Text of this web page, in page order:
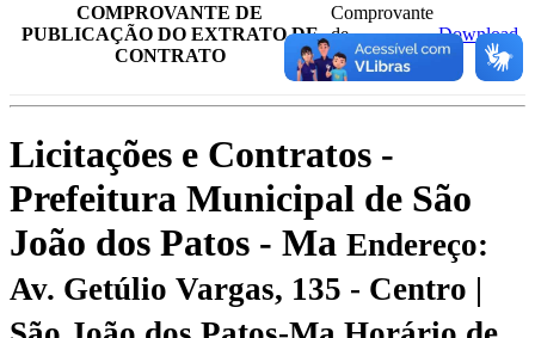
COMPROVANTE DE
PUBLICAÇÃO DO EXTRATO DE
CONTRATO
Comprovante
de
publicação
Download
Licitações e Contratos -
Prefeitura Municipal de São
João dos Patos - Ma Endereço:
Av. Getúlio Vargas, 135 - Centro |